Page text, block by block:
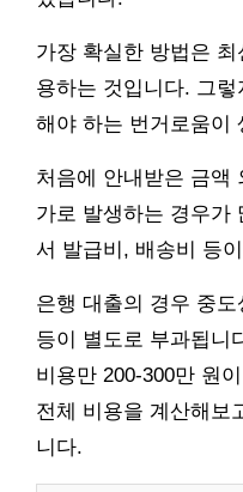
가장 확실한 방법은
용하는 것입니다. 그렇
해야 하는 번거로움이
처음에 안내받은 금액
가로 발생하는 경우가
서 발급비, 배송비 등
은행 대출의 경우 중도
등이 별도로 부과됩니
비용만 200-300만 원
전체 비용을 계산해보
니다.